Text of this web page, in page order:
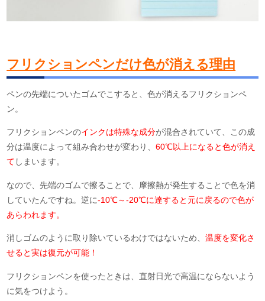
フリクションペンだけ色が消える理由
ペンの先端についたゴムでこすると、色が消えるフリクションペ
ン。
フリクションペンのインクは特殊な成分が混合されていて、この成
分は温度によって組み合わせが変わり、60℃以上になると色が消え
て しまいます。
なので、先端のゴムで擦ることで、摩擦熱が発生することで色を消
していたんですね。逆に-10℃～-20℃に達すると元に戻るので色が
あらわれます。
消しゴムのように取り除いているわけではないため、温度を変化さ
せると実は復元が可能！
フリクションペンを使ったときは、直射日光で高温にならないよう
に気をつけよう。